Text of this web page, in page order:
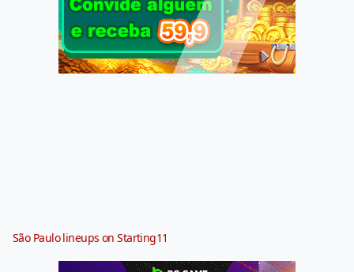
São Paulo lineups on Starting11